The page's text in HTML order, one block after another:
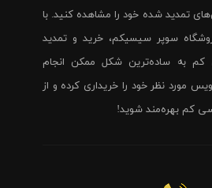
تمدید شده خود را مشاهده کنید. با
سوپر سیسیکم، خرید و تمدید
به ساده‌ترین شکل ممکن انجام
مورد نظر خود را خریداری کرده و از
کم بهره‌مند شوید!